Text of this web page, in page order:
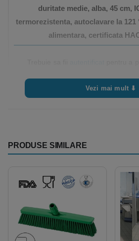
– EU 10/2011 si revizuiri
Informatii
• Folositi intodeauna un
• Alegeți produsul în
murdaria de curatat,
• Puteti dezinfecta manual
adecvate de
timpi și temperaturile
uneltele se usucă complet
următoarea utilizare.
• Agățați uneltele în timp
evita contaminarea sau
duritate medie, alba, 45 cm,
termorezistenta, autoclavare la
alimentara, certificata
Vezi mai mult ⬇
PRODUSE SIMILARE